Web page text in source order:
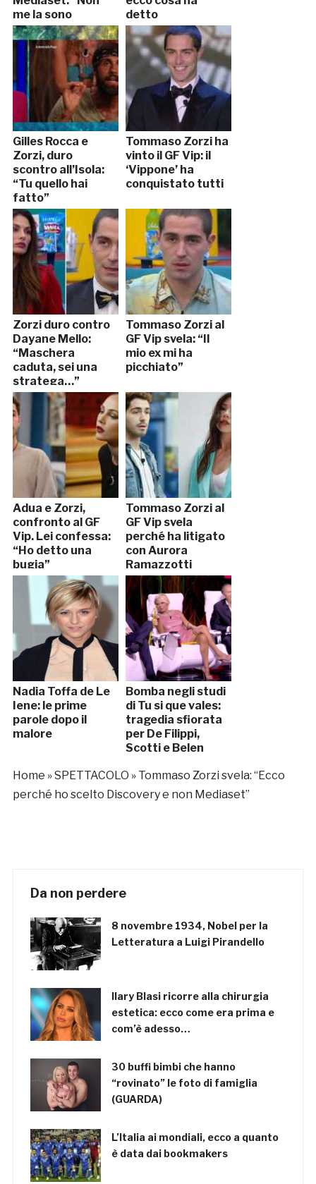
me la sono
sentita”
detto
Gilles Rocca e
Zorzi, duro
scontro all’Isola:
“Tu quello hai
fatto”
Tommaso Zorzi ha
vinto il GF Vip: il
‘Vippone’ ha
conquistato tutti
Zorzi duro contro
Dayane Mello:
“Maschera
caduta, sei una
stratega…”
Tommaso Zorzi al
GF Vip svela: “Il
mio ex mi ha
picchiato”
Adua e Zorzi,
confronto al GF
Vip. Lei confessa:
“Ho detto una
bugia”
Tommaso Zorzi al
GF Vip svela
perché ha litigato
con Aurora
Ramazzotti
Nadia Toffa de Le
Iene: le prime
parole dopo il
malore
Bomba negli studi
di Tu si que vales:
tragedia sfiorata
per De Filippi,
Scotti e Belen
Home »SPETTACOLO » Tommaso Zorzi svela: “Ecco
perché ho scelto Discovery e non Mediaset”
Da non perdere
8 novembre 1934, Nobel per la
Letteratura a Luigi Pirandello
Ilary Blasi ricorre alla chirurgia
estetica: ecco come era prima e
com’è adesso…
30 buffi bimbi che hanno
“rovinato” le foto di famiglia
(GUARDA)
L’Italia ai mondiali, ecco a quanto
è data dai bookmakers